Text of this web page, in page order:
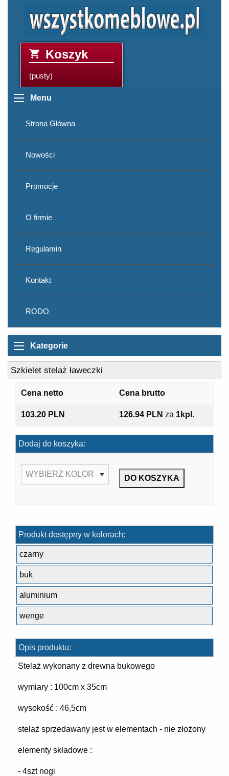
Koszyk
(pusty)
Menu
Strona Główna
Nowości
Promocje
O firmie
Regulamin
Kontakt
RODO
Kategorie
Szkielet stelaż ławeczki
Cena netto Cena brutto
103.20 PLN 126.94 PLN za 1kpl.
Dodaj do koszyka:
Produkt dostępny w kolorach:
czarny
buk
aluminium
wenge
Opis produktu:
Stelaż wykonany z drewna bukowego
wymiary : 100cm x 35cm
wysokość : 46,5cm
stelaż sprzedawany jest w elementach - nie złożony
elementy składowe :
- 4szt nogi